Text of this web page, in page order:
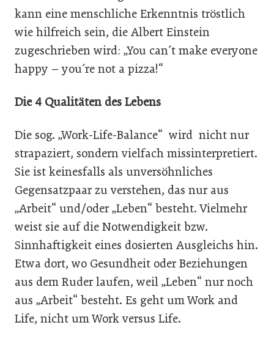
kann eine menschliche Erkenntnis tröstlich
wie hilfreich sein, die Albert Einstein
zugeschrieben wird: „You can´t make everyone
happy – you´re not a pizza!“
Die 4 Qualitäten des Lebens
Die sog. „Work-Life-Balance“ wird nicht nur
strapaziert, sondern vielfach missinterpretiert.
Sie ist keinesfalls als unversöhnliches
Gegensatzpaar zu verstehen, das nur aus
„Arbeit“ und/oder „Leben“ besteht. Vielmehr
weist sie auf die Notwendigkeit bzw.
Sinnhaftigkeit eines dosierten Ausgleichs hin.
Etwa dort, wo Gesundheit oder Beziehungen
aus dem Ruder laufen, weil „Leben“ nur noch
aus „Arbeit“ besteht. Es geht um Work and
Life, nicht um Work versus Life.